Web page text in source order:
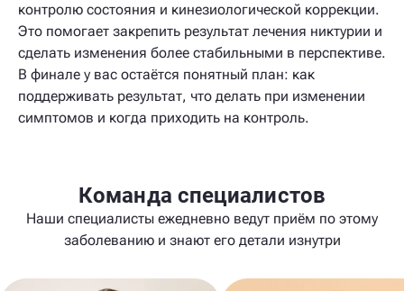
контролю состояния и кинезиологической коррекции.
Это помогает закрепить результат лечения никтурии и
сделать изменения более стабильными в перспективе.
В финале у вас остаётся понятный план: как
поддерживать результат, что делать при изменении
симптомов и когда приходить на контроль.
Команда специалистов
Наши специалисты ежедневно ведут приём по этому
заболеванию и знают его детали изнутри